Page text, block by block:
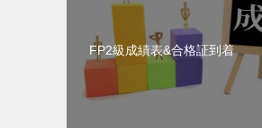
FP2級成績表&合格証到着